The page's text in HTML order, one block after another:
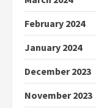
February 2024
January 2024
December 2023
November 2023